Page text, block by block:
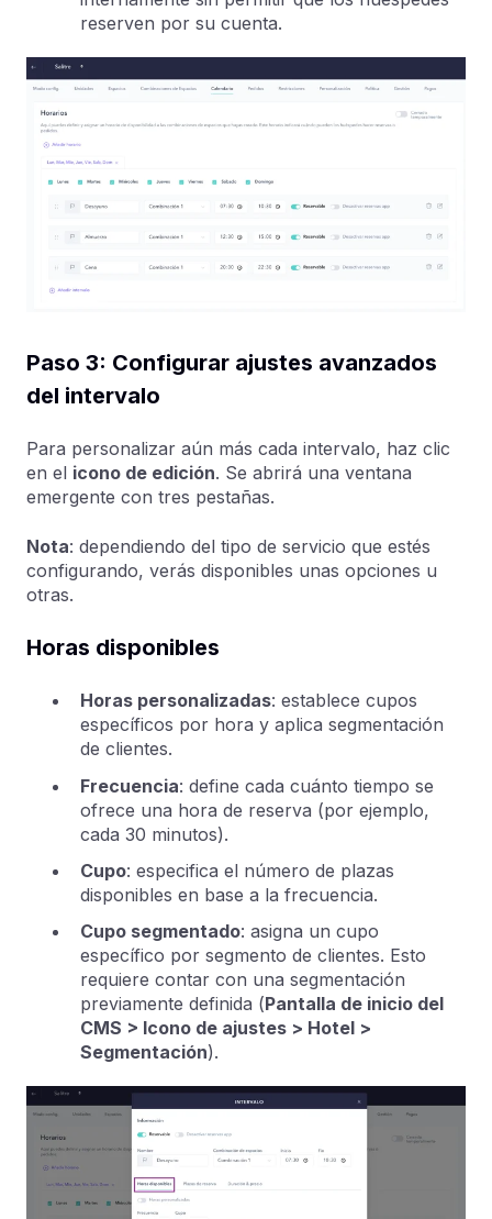
reserven por su cuenta.
Paso 3: Configurar ajustes avanzados
del intervalo
Para personalizar aún más cada intervalo, haz clic
en el icono de edición. Se abrirá una ventana
emergente con tres pestañas.
Nota: dependiendo del tipo de servicio que estés
configurando, verás disponibles unas opciones u
otras.
Horas disponibles
Horas personalizadas: establece cupos
específicos por hora y aplica segmentación
de clientes.
Frecuencia: define cada cuánto tiempo se
ofrece una hora de reserva (por ejemplo,
cada 30 minutos).
Cupo: especifica el número de plazas
disponibles en base a la frecuencia.
Cupo segmentado: asigna un cupo
específico por segmento de clientes. Esto
requiere contar con una segmentación
previamente definida (Pantalla de inicio del
CMS > Icono de ajustes > Hotel >
Segmentación).